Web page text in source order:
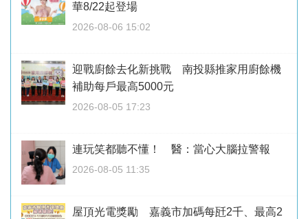
華8/22起登場
2026-08-06 15:02
迎戰廚餘去化新挑戰 南投縣推家用廚餘機
補助每戶最高5000元
2026-08-05 17:23
連玩笑都聽不懂！ 醫：當心大腦拉警報
2026-08-05 11:35
屋頂光電獎勵 嘉義市加碼每瓩2千、最高2